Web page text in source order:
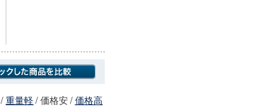
/重量軽/価格安/価格高